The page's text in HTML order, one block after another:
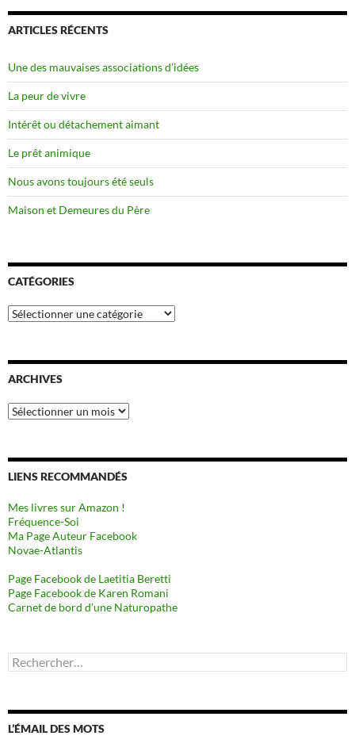
ARTICLES RÉCENTS
Une des mauvaises associations d’idées
La peur de vivre
Intérêt ou détachement aimant
Le prêt animique
Nous avons toujours été seuls
Maison et Demeures du Père
CATÉGORIES
Catégories
ARCHIVES
Archives
LIENS RECOMMANDÉS
Mes livres sur Amazon !
Fréquence-Soi
Ma Page Auteur Facebook
Novae-Atlantis
Page Facebook de Laetitia Beretti
Page Facebook de Karen Romani
Carnet de bord d’une Naturopathe
Rechercher :
L’ÉMAIL DES MOTS